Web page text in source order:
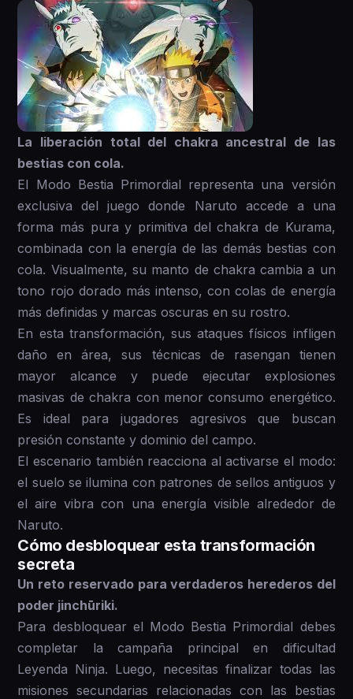
La liberación total del chakra ancestral de las
bestias con cola.
El Modo Bestia Primordial representa una versión
exclusiva del juego donde Naruto accede a una
forma más pura y primitiva del chakra de Kurama,
combinada con la energía de las demás bestias con
cola. Visualmente, su manto de chakra cambia a un
tono rojo dorado más intenso, con colas de energía
más definidas y marcas oscuras en su rostro.
En esta transformación, sus ataques físicos infligen
daño en área, sus técnicas de rasengan tienen
mayor alcance y puede ejecutar explosiones
masivas de chakra con menor consumo energético.
Es ideal para jugadores agresivos que buscan
presión constante y dominio del campo.
El escenario también reacciona al activarse el modo:
el suelo se ilumina con patrones de sellos antiguos y
el aire vibra con una energía visible alrededor de
Naruto.
Cómo desbloquear esta transformación
secreta
Un reto reservado para verdaderos herederos del
poder jinchūriki.
Para desbloquear el Modo Bestia Primordial debes
completar la campaña principal en dificultad
Leyenda Ninja. Luego, necesitas finalizar todas las
misiones secundarias relacionadas con las bestias